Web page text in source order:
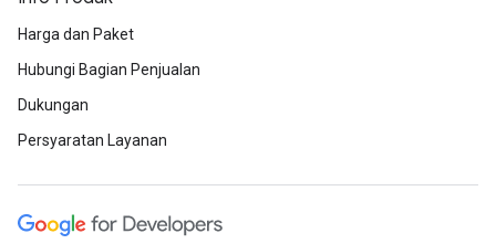
Harga dan Paket
Hubungi Bagian Penjualan
Dukungan
Persyaratan Layanan